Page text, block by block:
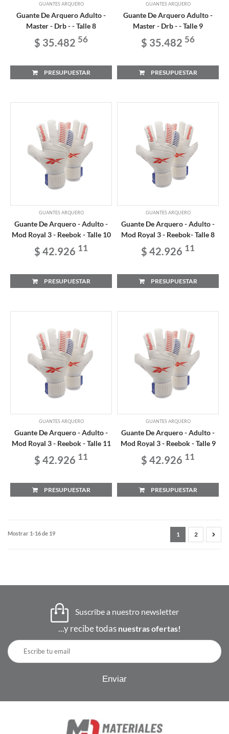
GUANTES ARQUERO
Guante De Arquero Adulto -
Master - Drb - - Talle 8
$ 35.482 56
PRESUPUESTAR
GUANTES ARQUERO
Guante De Arquero Adulto -
Master - Drb - - Talle 9
$ 35.482 56
PRESUPUESTAR
GUANTES ARQUERO
Guante De Arquero - Adulto -
Mod Royal 3 - Reebok - Talle 10
$ 42.926 11
PRESUPUESTAR
GUANTES ARQUERO
Guante De Arquero - Adulto -
Mod Royal 3 - Reebok- Talle 8
$ 42.926 11
PRESUPUESTAR
GUANTES ARQUERO
Guante De Arquero - Adulto -
Mod Royal 3 - Reebok - Talle 11
$ 42.926 11
PRESUPUESTAR
GUANTES ARQUERO
Guante De Arquero - Adulto -
Mod Royal 3 - Reebok - Talle 9
$ 42.926 11
PRESUPUESTAR
Mostrar 1-16 de 19 1 2
Suscribe a nuestro newsletter
...y recibe todas nuestras ofertas!